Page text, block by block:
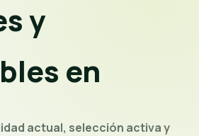
y
en
actual, selección activa y